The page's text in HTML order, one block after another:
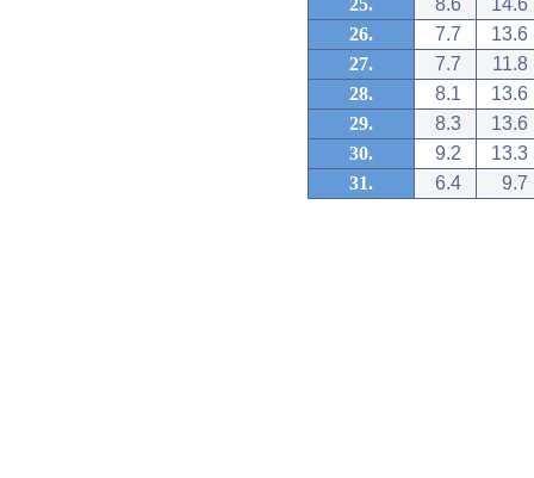
25.
8.6
14.6
26.
7.7
13.6
27.
7.7
11.8
28.
8.1
13.6
29.
8.3
13.6
30.
9.2
13.3
31.
6.4 9.7